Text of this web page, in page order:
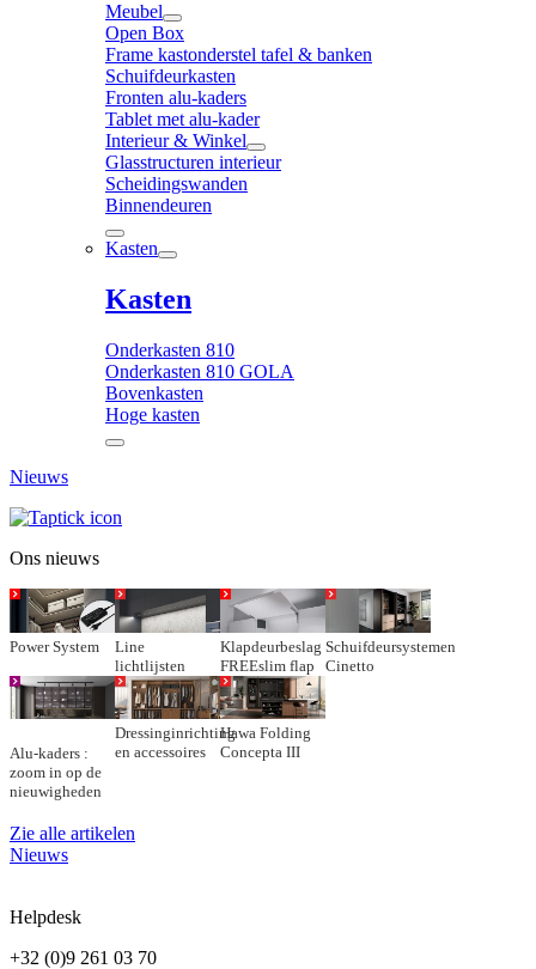
Meubel
Open Box
Frame kastonderstel tafel & banken
Schuifdeurkasten
Fronten alu-kaders
Tablet met alu-kader
Interieur & Winkel
Glasstructuren interieur
Scheidingswanden
Binnendeuren
Kasten
Kasten
Onderkasten 810
Onderkasten 810 GOLA
Bovenkasten
Hoge kasten
Nieuws
Ons nieuws
Power System
Line
lichtlijsten
Klapdeurbeslag
FREEslim flap
Schuifdeursystemen
Cinetto
Alu-kaders :
zoom in op de
nieuwigheden
Dressinginrichting
en accessoires
Hawa Folding
Concepta III
Zie alle artikelen
Nieuws
Helpdesk
+32 (0)9 261 03 70